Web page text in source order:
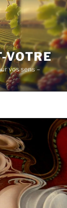
VOTRE
vos sens –